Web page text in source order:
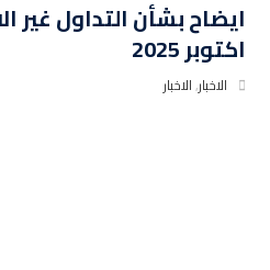
اكتوبر 2025
الاخبار,الاخبار